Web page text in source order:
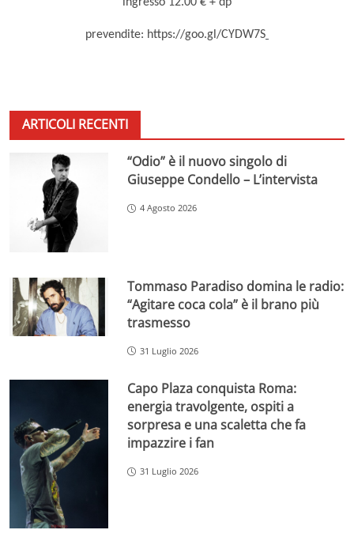
ingresso 12.00 € + dp
prevendite: https://goo.gl/CYDW7S
ARTICOLI RECENTI
“Odio” è il nuovo singolo di
Giuseppe Condello – L’intervista
4 Agosto 2026
Tommaso Paradiso domina le radio:
“Agitare coca cola” è il brano più
trasmesso
31 Luglio 2026
Capo Plaza conquista Roma:
energia travolgente, ospiti a
sorpresa e una scaletta che fa
impazzire i fan
31 Luglio 2026